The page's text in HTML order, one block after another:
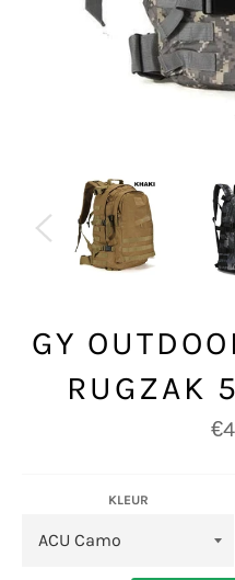
GY
RUGZAK
KLEUR